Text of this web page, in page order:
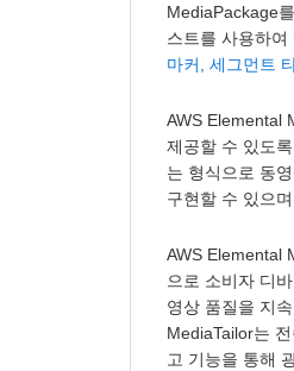
MediaPackage
스트를 사용하여
마커, 세그먼트
AWS Elemental
제공할 수 있도
는 형식으로 동
구현할 수 있으며,
AWS Elemental
으로 소비자 디
영상 품질을 지
MediaTailor는
고 기능을 통해